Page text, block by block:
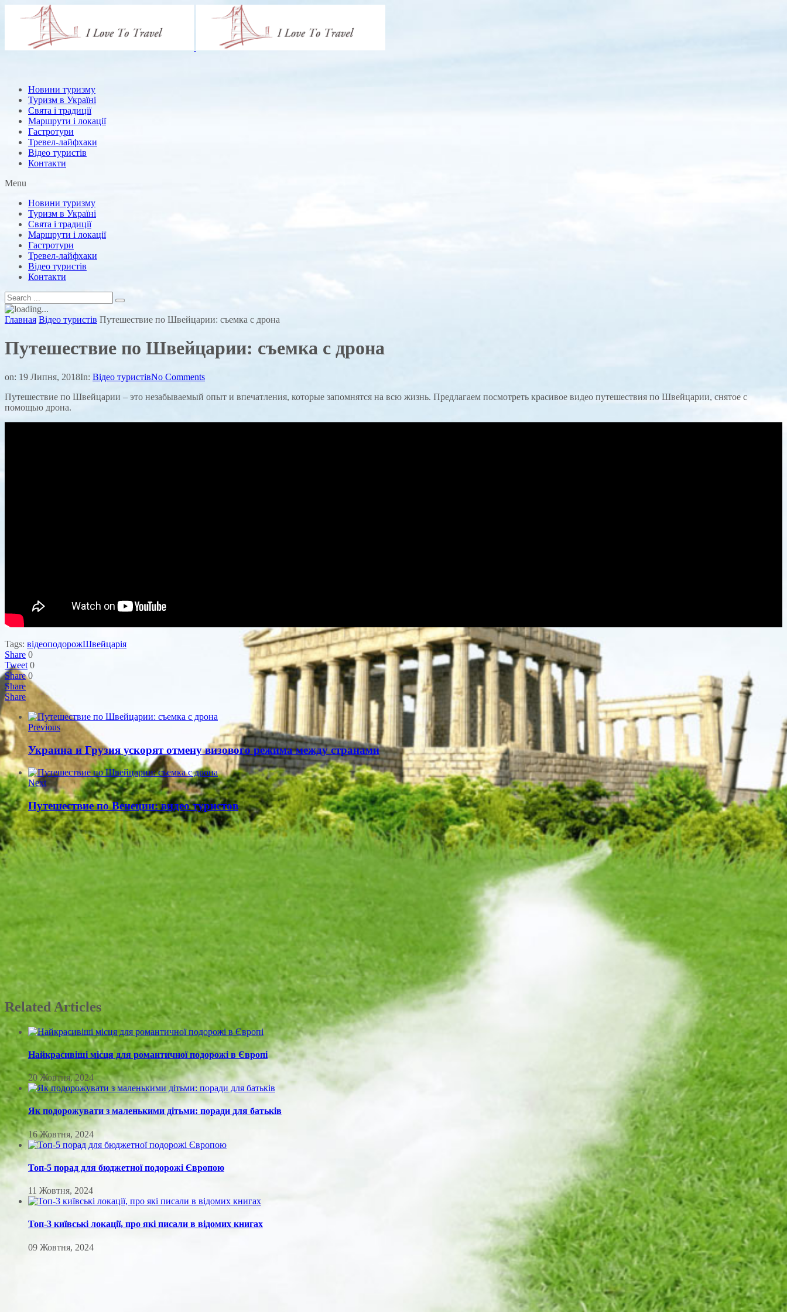
Новини туризму
Туризм в Україні
Свята і традиції
Маршрути і локації
Гастротури
Тревел-лайфхаки
Відео туристів
Контакти
Menu
Новини туризму
Туризм в Україні
Свята і традиції
Маршрути і локації
Гастротури
Тревел-лайфхаки
Відео туристів
Контакти
Главная Відео туристів Путешествие по Швейцарии: съемка с дрона
Путешествие по Швейцарии: съемка с дрона
on: 19 Липня, 2018In: Відео туристівNo Comments
Путешествие по Швейцарии – это незабываемый опыт и впечатления, которые запомнятся на всю жизнь. Предлагаем посмотреть красивое видео путешествия по Швейцарии, снятое с
помощью дрона.
Tags: відеоподорожШвейцарія
Share 0
Tweet 0
Share 0
Share
Share
Previous
Украина и Грузия ускорят отмену визового режима между странами
Next
Путешествие по Венеции: видео туристов
Related Articles
Найкрасивіші місця для романтичної подорожі в Європі
20 Жовтня, 2024
Як подорожувати з маленькими дітьми: поради для батьків
16 Жовтня, 2024
Топ-5 порад для бюджетної подорожі Європою
11 Жовтня, 2024
Топ-3 київські локації, про які писали в відомих книгах
09 Жовтня, 2024